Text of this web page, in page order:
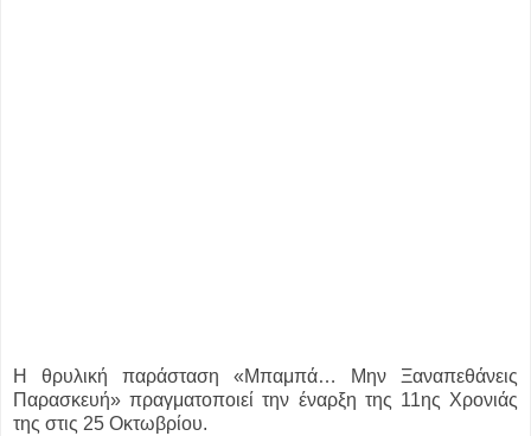
Η θρυλική παράσταση «Μπαμπά… Μην Ξαναπεθάνεις
Παρασκευή» πραγματοποιεί την έναρξη της 11ης Χρονιάς
της στις 25 Οκτωβρίου.